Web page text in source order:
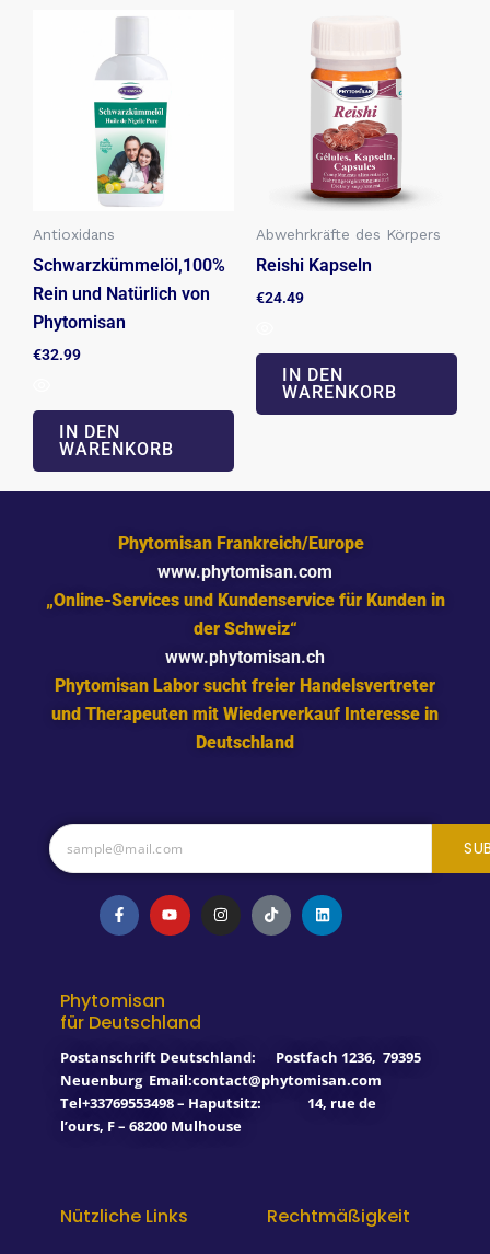
Antioxidans
Schwarzkümmelöl,100%
Rein und Natürlich von
Phytomisan
€32.99
IN DEN
WARENKORB
Abwehrkräfte des Körpers
Reishi Kapseln
€24.49
IN DEN
WARENKORB
Phytomisan Frankreich/Europe
www.phytomisan.com
„Online-Services und Kundenservice für Kunden in
der Schweiz“
www.phytomisan.ch
Phytomisan Labor sucht freier Handelsvertreter
und Therapeuten mit Wiederverkauf Interesse in
Deutschland
F
a
c
o
k
-
Y
o
u
n
s
T
i
k
L
i
n
Phytomisan
für Deutschland
Postanschrift Deutschland: Postfach 1236, 79395
Neuenburg Email:contact@phytomisan.com
Tel+33769553498 – Haputsitz: 14, rue de
l’ours, F – 68200 Mulhouse
Nützliche Links Rechtmäßigkeit